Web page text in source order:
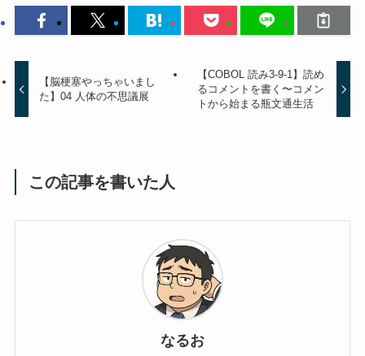
【脳梗塞やっちゃいまし
た】04 人体の不思議展
【COBOL 読み3-9-1】読め
るコメントを書く〜コメン
トから始まる瓶文通生活
この記事を書いた人
なるお